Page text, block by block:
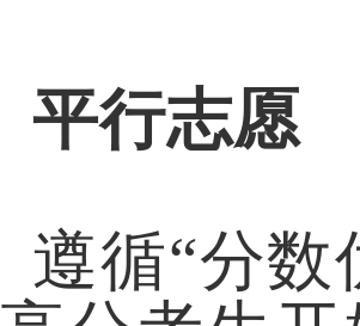
平行志愿
遵循“分